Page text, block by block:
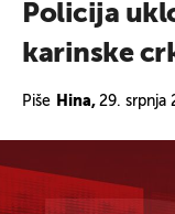
Policija
karinske
Piše Hina, 29. srpnja